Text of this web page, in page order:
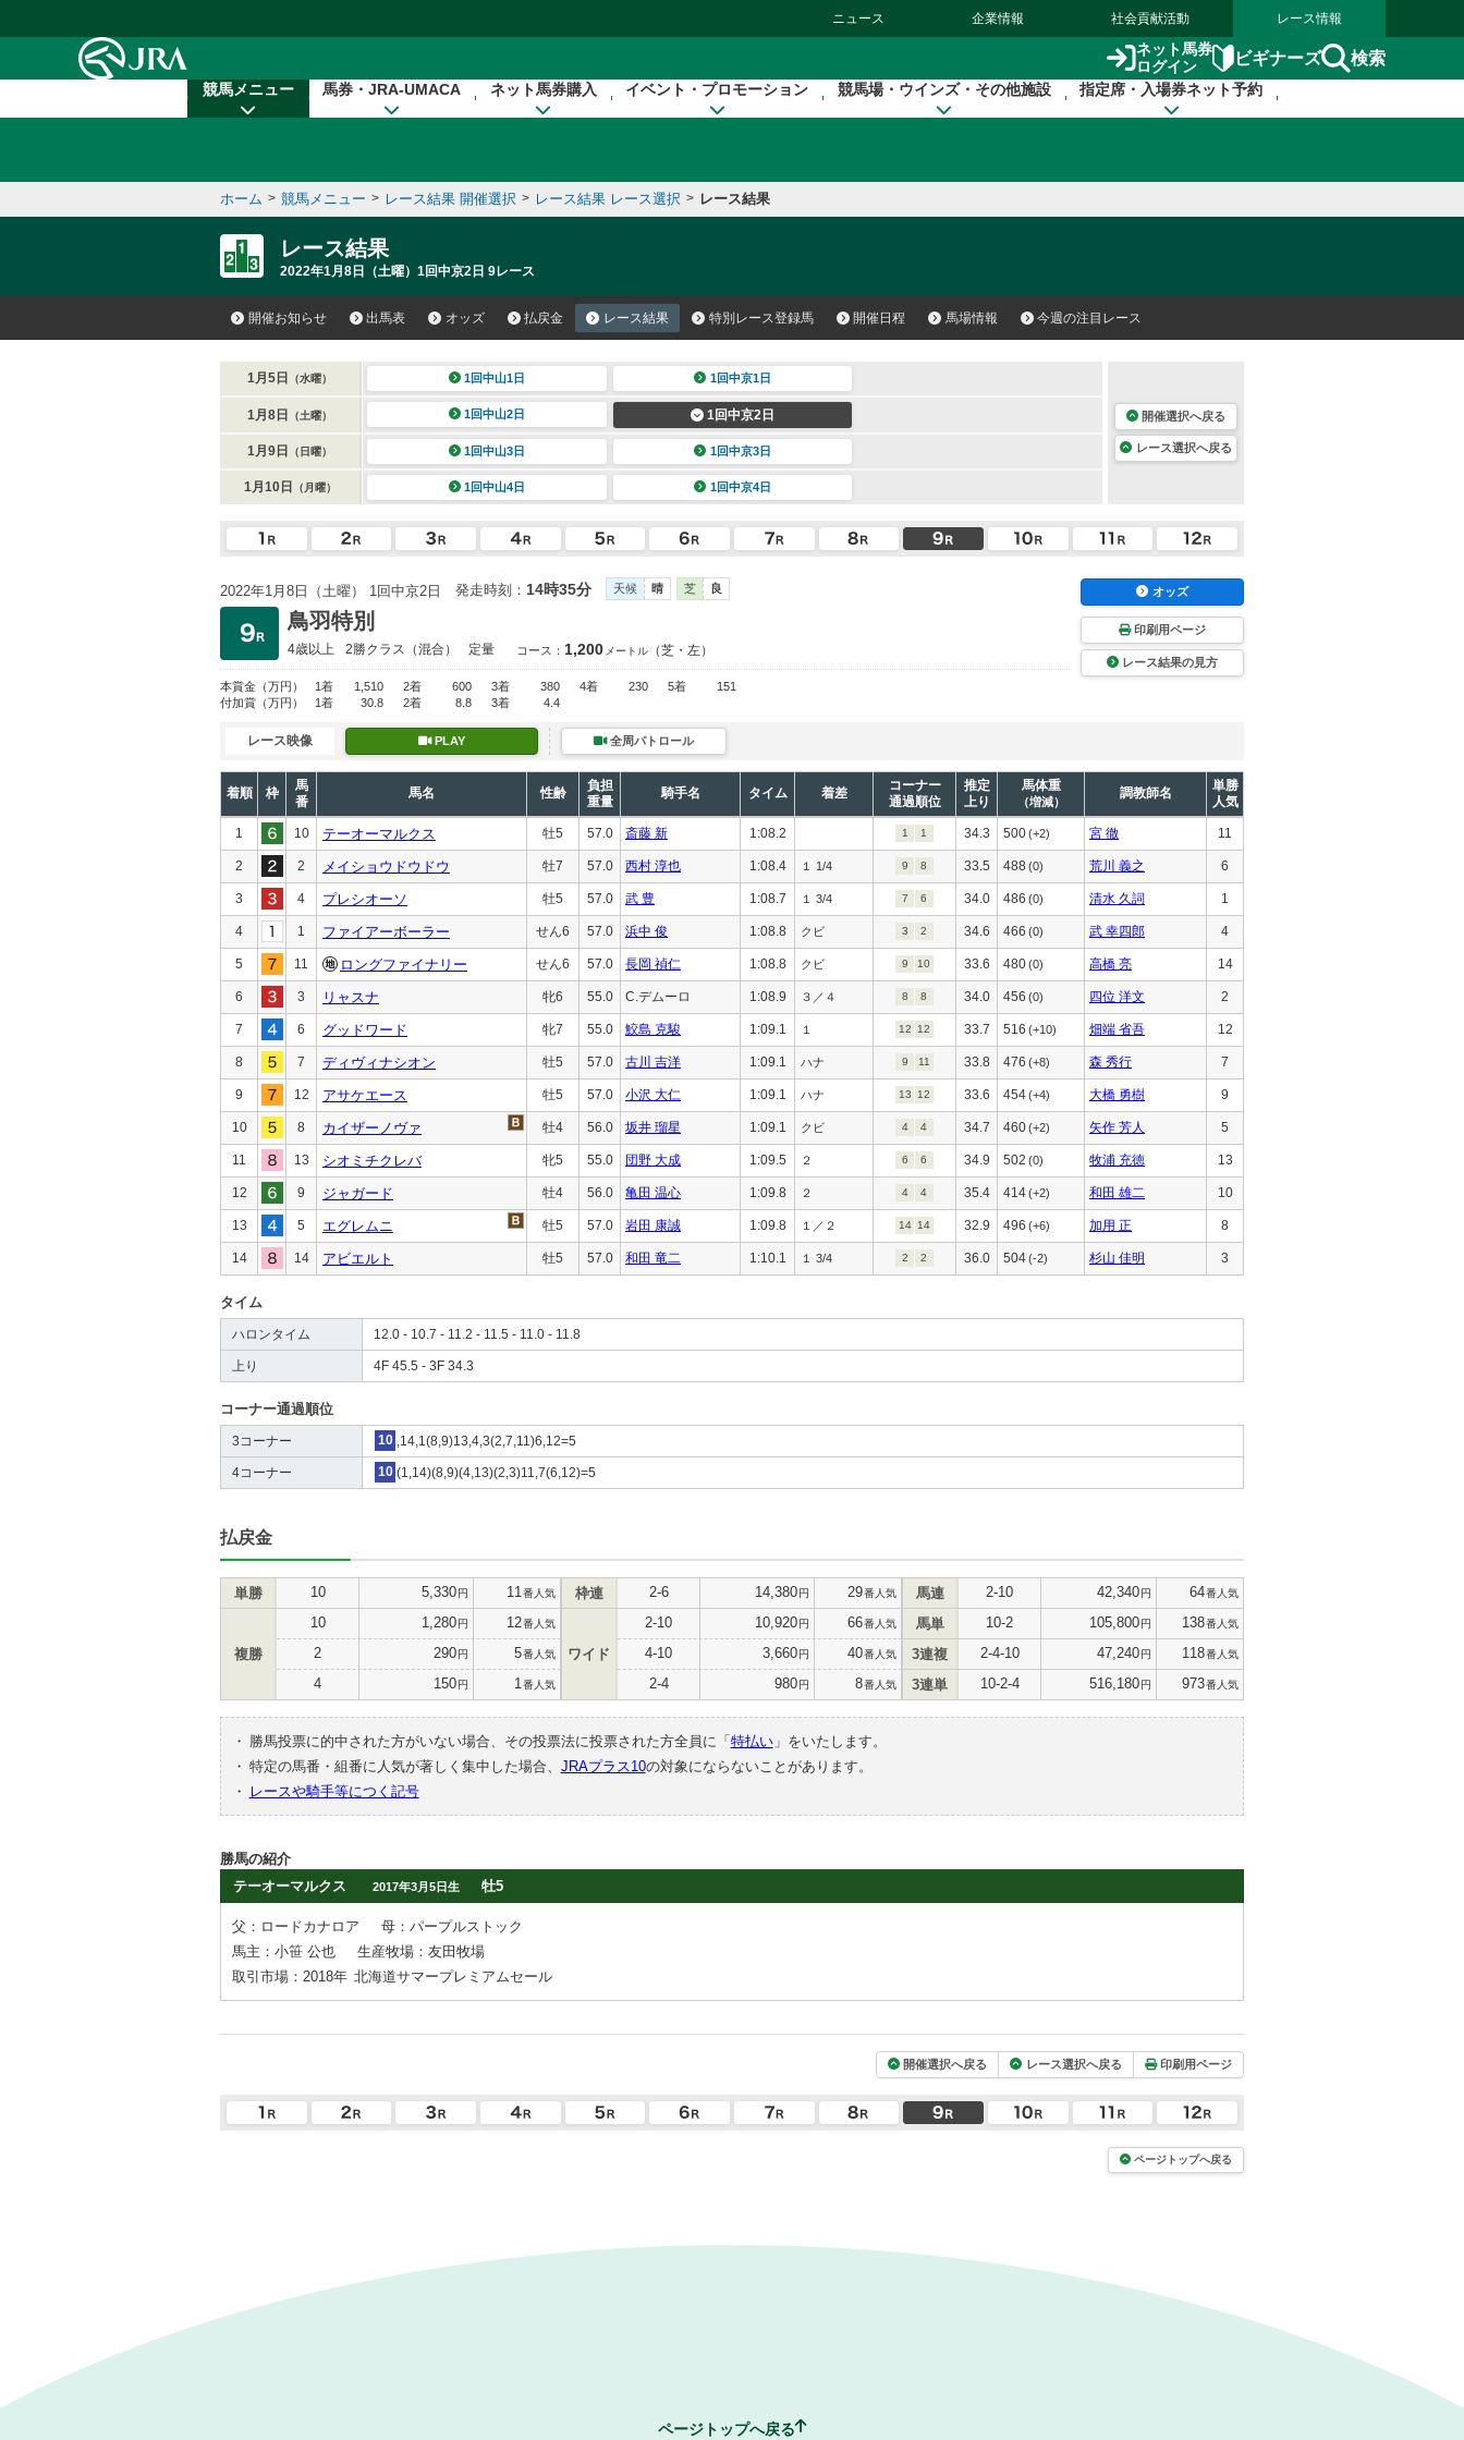
ニュース 企業情報 社会貢献活動 レース情報
ネット馬券
ログイン
ビギナーズ 検索
競馬メニュー 馬券・JRA-UMACA ネット馬券購入 イベント・プロモーション 競馬場・ウインズ・その他施設 指定席・入場券ネット予約
ホーム > 競馬メニュー > レース結果 開催選択 > レース結果 レース選択 > レース結果
レース結果
2022年1月8日（土曜）1回中京2日 9レース
開催お知らせ 出馬表 オッズ 払戻金 レース結果 特別レース登録馬 開催日程 馬場情報 今週の注目レース
1月5日 （水曜） 1回中山1日 1回中京1日
1月8日 （土曜） 1回中山2日 1回中京2日
1月9日 （日曜） 1回中山3日 1回中京3日
1月10日 （月曜） 1回中山4日 1回中京4日
開催選択へ戻る
レース選択へ戻る
2022年1月8日（土曜） 1回中京2日 発走時刻： 14時35分 天候 晴 芝 良
鳥羽特別
4歳以上 2勝クラス （混合） 定量 コース： 1,200 メートル （芝・左）
本賞金 （万円） 1着 1,510 2着 600 3着 380 4着 230 5着
151
付加賞 （万円） 1着 30.8 2着 8.8 3着 4.4
オッズ
印刷用ページ
レース結果の見方
レース映像 PLAY 全周パトロール
着順 枠
馬
番
馬名 性齢
負担
重量
騎手名 タイム 着差
コーナー
通過順位
推定
上り
馬体重
（増減）
調教師名
単勝
人気
1 10 テーオーマルクス 牡5 57.0 斎藤 新 1:08.2 1 1 34.3 500(+2) 宮 徹 11
2 2 メイショウドウドウ 牡7 57.0 西村 淳也 1:08.4 １ 1/4 9 8 33.5 488 (0) 荒川 義之 6
3 4 プレシオーソ 牡5 57.0 武 豊 1:08.7 １ 3/4 7 6 34.0 486 (0) 清水 久詞 1
4 1 ファイアーボーラー せん6 57.0 浜中 俊 1:08.8 クビ 3 2 34.6 466 (0) 武 幸四郎 4
5 11 ロングファイナリー せん6 57.0 長岡 禎仁 1:08.8 クビ 9 10 33.6 480(0) 高橋 亮 14
6 3 リャスナ 牝6 55.0 C.デムーロ 1:08.9 ３／４ 8 8 34.0 456 (0) 四位 洋文 2
7 6 グッドワード 牝7 55.0 鮫島 克駿 1:09.1 １ 12 12 33.7 516 (+10) 畑端 省吾 12
8 7 ディヴィナシオン 牡5 57.0 古川 吉洋 1:09.1 ハナ 9 11 33.8 476 (+8) 森 秀行 7
9 12 アサケエース 牡5 57.0 小沢 大仁 1:09.1 ハナ 13 12 33.6 454(+4) 大橋 勇樹 9
10 8 カイザーノヴァ 牡4 56.0 坂井 瑠星 1:09.1 クビ 4 4 34.7 460(+2) 矢作 芳人 5
11 13 シオミチクレバ 牝5 55.0 団野 大成 1:09.5 ２ 6 6 34.9 502 (0) 牧浦 充徳 13
12 9 ジャガード 牡4 56.0 亀田 温心 1:09.8 ２ 4 4 35.4 414(+2) 和田 雄二 10
13 5 エグレムニ 牡5 57.0 岩田 康誠 1:09.8 １／２ 14 14 32.9 496 (+6) 加用 正 8
14 14 アビエルト 牡5 57.0 和田 竜二 1:10.1 １ 3/4 2 2 36.0 504(-2) 杉山 佳明 3
タイム
ハロンタイム 12.0 - 10.7 - 11.2 - 11.5 - 11.0 - 11.8
上り 4F 45.5 - 3F 34.3
コーナー通過順位
3コーナー 10 ,14,1(8,9)13,4,3(2,7,11)6,12=5
4コーナー 10 (1,14)(8,9)(4,13)(2,3)11,7(6,12)=5
払戻金
単勝 10 5,330円 11 番人気
複勝
10 1,280円 12番人気
2 290円 5番人気
4 150円 1 番人気
枠連 2-6 14,380円 29番人気
ワイド
2-10 10,920円 66番人気
4-10 3,660円 40番人気
2-4 980円 8番人気
馬連 2-10 42,340円 64番人気
馬単 10-2 105,800円 138番人気
3連複 2-4-10 47,240円 118番人気
3連単 10-2-4 516,180円 973番人気
・ 勝馬投票に的中された方がいない場合、その投票法に投票された方全員に「 特払い」をいたします。
・ 特定の馬番・組番に人気が著しく集中した場合、 JRAプラス10の対象にならないことがあります。
・
レースや騎手等につく記号
勝馬の紹介
テーオーマルクス
2017年3月5日生 牡5
父：ロードカナロア
母：パープルストック
馬主：小笹 公也
生産牧場：友田牧場
取引市場：2018年 北海道サマープレミアムセール
開催選択へ戻る レース選択へ戻る 印刷用ページ
ページトップへ戻る
ページトップへ戻る